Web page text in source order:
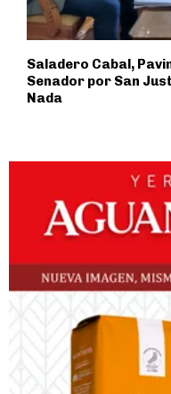
Saladero Cabal,
Senador por San
Nada